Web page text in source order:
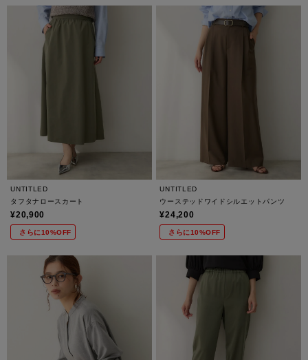
UNTITLED
タフタナロースカート
¥20,900
さらに10%OFF
UNTITLED
ウーステッドワイドシルエットパンツ
¥24,200
さらに10%OFF